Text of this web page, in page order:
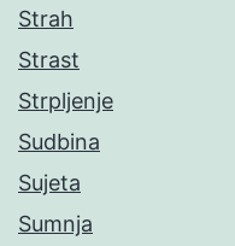
Strah
Strast
Strpljenje
Sudbina
Sujeta
Sumnja